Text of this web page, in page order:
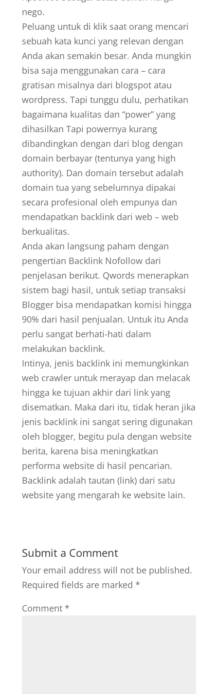
nego.
Peluang untuk di klik saat orang mencari
sebuah kata kunci yang relevan dengan
Anda akan semakin besar. Anda mungkin
bisa saja menggunakan cara – cara
gratisan misalnya dari blogspot atau
wordpress. Tapi tunggu dulu, perhatikan
bagaimana kualitas dan “power” yang
dihasilkan Tapi powernya kurang
dibandingkan dengan dari blog dengan
domain berbayar (tentunya yang high
authority). Dan domain tersebut adalah
domain tua yang sebelumnya dipakai
secara profesional oleh empunya dan
mendapatkan backlink dari web – web
berkualitas.
Anda akan langsung paham dengan
pengertian Backlink Nofollow dari
penjelasan berikut. Qwords menerapkan
sistem bagi hasil, untuk setiap transaksi
Blogger bisa mendapatkan komisi hingga
90% dari hasil penjualan. Untuk itu Anda
perlu sangat berhati-hati dalam
melakukan backlink.
Intinya, jenis backlink ini memungkinkan
web crawler untuk merayap dan melacak
hingga ke tujuan akhir dari link yang
disematkan. Maka dari itu, tidak heran jika
jenis backlink ini sangat sering digunakan
oleh blogger, begitu pula dengan website
berita, karena bisa meningkatkan
performa website di hasil pencarian.
Backlink adalah tautan (link) dari satu
website yang mengarah ke website lain.
Submit a Comment
Your email address will not be published.
Required fields are marked *
Comment *